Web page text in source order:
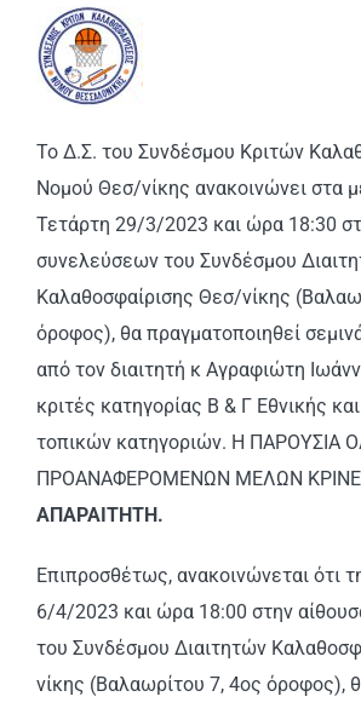
ΧΡΗΣΙΜΑ ΑΡΧΕΙΑ
Το Δ.Σ. του Συνδέσμου Κριτών
Νομού Θεσ/νίκης ανακοινώνει στα
Τετάρτη 29/3/2023 και ώρα 18:30
συνελεύσεων του Συνδέσμου
Καλαθοσφαίρισης Θεσ/νίκης
όροφος), θα πραγματοποιηθεί
από τον διαιτητή κ Αγραφιώτη
κριτές κατηγορίας Β & Γ Εθνικής
τοπικών κατηγοριών. Η ΠΑΡΟΥΣΙΑ
ΠΡΟΑΝΑΦΕΡΟΜΕΝΩΝ ΜΕΛΩΝ
ΑΠΑΡΑΙΤΗΤΗ.
Επιπροσθέτως, ανακοινώνεται ότι
6/4/2023 και ώρα 18:00 στην
του Συνδέσμου Διαιτητών
νίκης (Βαλαωρίτου 7, 4ος όροφος),